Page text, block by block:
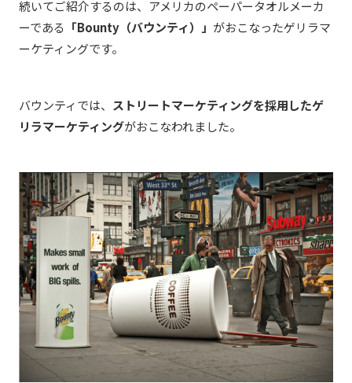
続いてご紹介するのは、アメリカのペーパータオルメーカ
ーである 「Bounty（バウンティ）」 がおこなったゲリラマ
ーケティングです。
バウンティでは、 ストリートマーケティングを採用したゲ
リラマーケティングがおこなわれました。